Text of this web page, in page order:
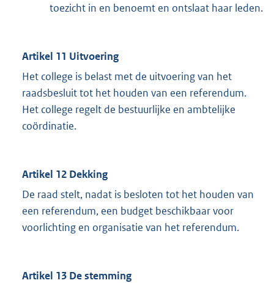
toezicht in en benoemt en ontslaat haar leden.
Artikel 11 Uitvoering
Het college is belast met de uitvoering van het
raadsbesluit tot het houden van een referendum.
Het college regelt de bestuurlijke en ambtelijke
coördinatie.
Artikel 12 Dekking
De raad stelt, nadat is besloten tot het houden van
een referendum, een budget beschikbaar voor
voorlichting en organisatie van het referendum.
Artikel 13 De stemming